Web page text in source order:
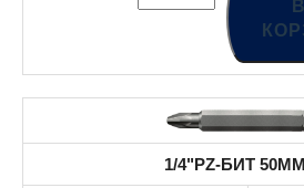
В
1/4"PZ-БИТ